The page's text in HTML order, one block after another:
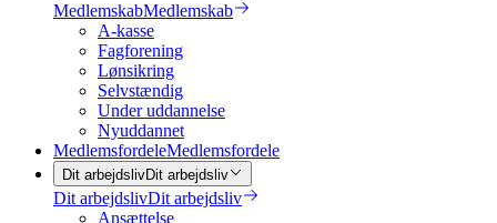
MedlemskabMedlemskab
A-kasse
Fagforening
Lønsikring
Selvstændig
Under uddannelse
Nyuddannet
MedlemsfordeleMedlemsfordele
Dit arbejdslivDit arbejdsliv
Dit arbejdslivDit arbejdsliv
Ansættelse